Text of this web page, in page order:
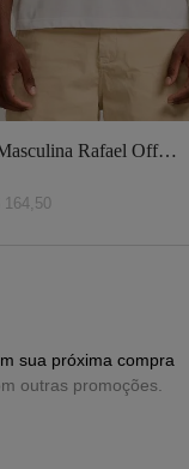
Rafael Off
164, 50
sua próxima compra
outras promoções.